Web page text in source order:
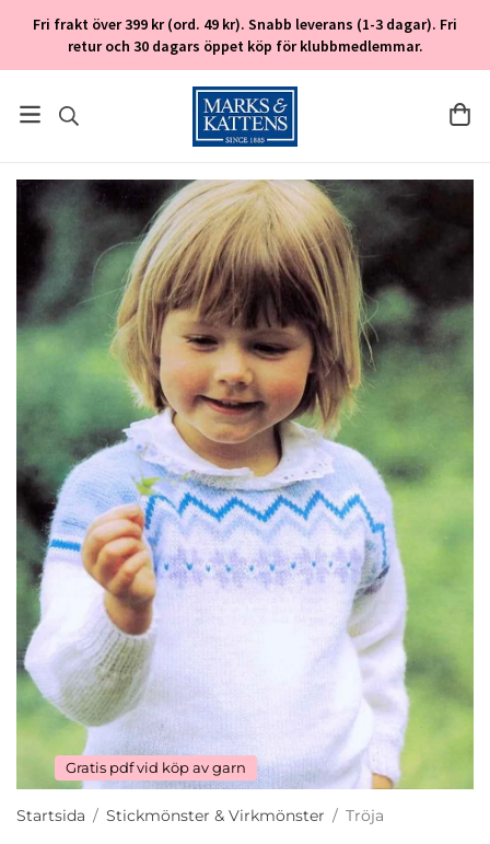
Fri frakt över 399 kr (ord. 49 kr). Snabb leverans (1-3 dagar). Fri
retur och 30 dagars öppet köp för klubbmedlemmar.
Gratis pdf vid köp av garn
Startsida / Stickmönster & Virkmönster / Tröja